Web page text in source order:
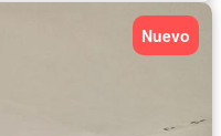
Nuevo